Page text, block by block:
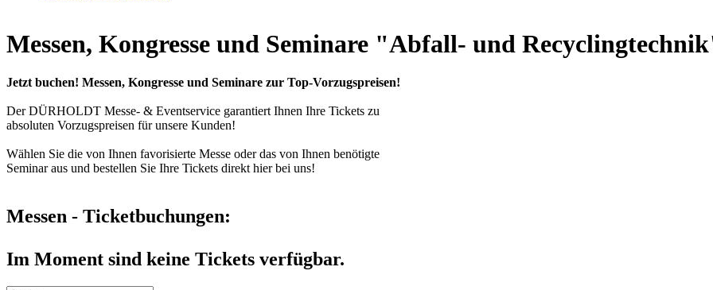
Messen, Kongresse und Seminare "Abfall- und
Jetzt buchen! Messen, Kongresse und Seminare zur Top-Vorzugspreisen!
Der DÜRHOLDT Messe- & Eventservice garantiert Ihnen Ihre Tickets zu
absoluten Vorzugspreisen für unsere Kunden!
Wählen Sie die von Ihnen favorisierte Messe oder das von Ihnen benötigte
Seminar aus und bestellen Sie Ihre Tickets direkt hier bei uns!
Messen - Ticketbuchungen:
Im Moment sind keine Tickets verfügbar.